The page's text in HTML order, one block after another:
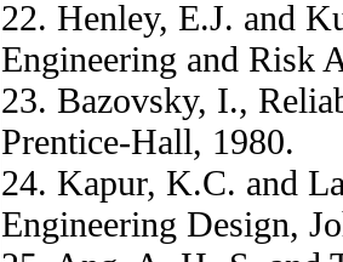
22. Henley, E.J. and
Engineering and Risk
23. Bazovsky, I.,
Prentice-Hall, 1980.
24. Kapur, K.C. and
Engineering Design,